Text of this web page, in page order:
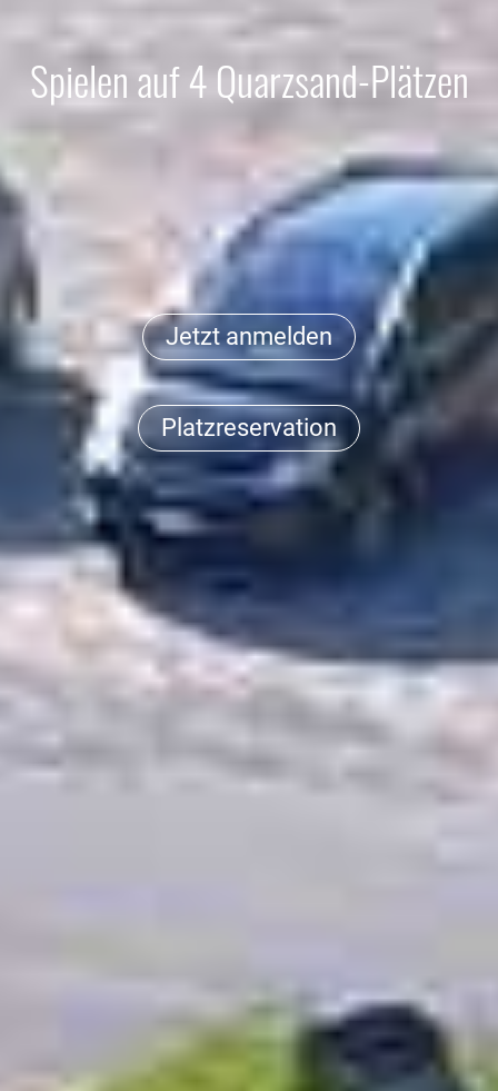
Spielen auf 4 Quarzsand-Plätzen
Jetzt anmelden
Platzreservation